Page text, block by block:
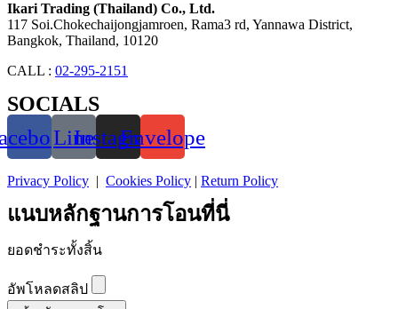
Ikari Trading (Thailand) Co., Ltd.
117 Soi.Chokechaijongjamroen, Rama3 rd, Yannawa District,
Bangkok, Thailand, 10120
CALL : 02-295-2151
SOCIALS
LineInstagramEnvelope
Privacy Policy | Cookies Policy | Return Policy
แนบหลักฐานการโอนที่นี่
ยอดชำระทั้งสิ้น
อัพโหลดสลิป